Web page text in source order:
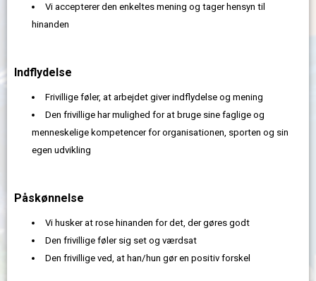
Vi accepterer den enkeltes mening og tager hensyn til
hinanden
Indflydelse
Frivillige føler, at arbejdet giver indflydelse og mening
Den frivillige har mulighed for at bruge sine faglige og
menneskelige kompetencer for organisationen, sporten og sin
egen udvikling
Påskønnelse
Vi husker at rose hinanden for det, der gøres godt
Den frivillige føler sig set og værdsat
Den frivillige ved, at han/hun gør en positiv forskel